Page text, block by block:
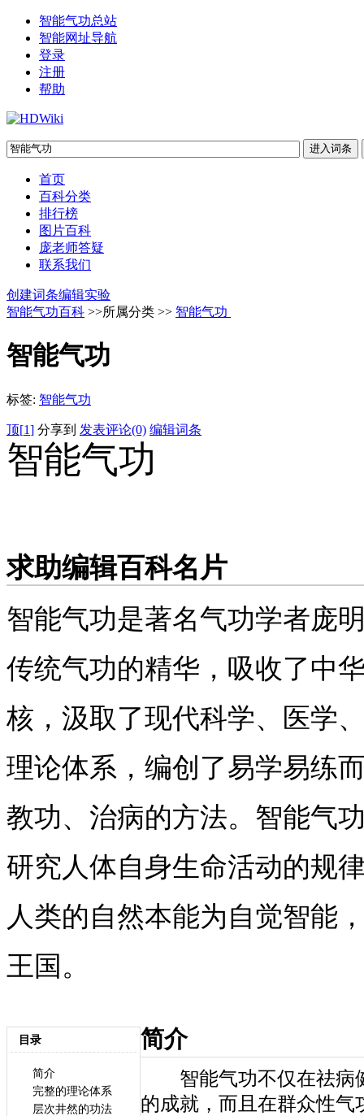
智能气功总站
智能网址导航
登录
注册
帮助
首页
百科分类
排行榜
图片百科
庞老师答疑
联系我们
创建词条编辑实验
智能气功百科 >>所属分类 >> 智能气功
智能气功
标签: 智能气功
顶[1] 分享到 发表评论(0) 编辑词条
智能气功
求助编辑百科名片
智能气功是著名气功学者庞
传统气功的精华，吸收了中
核，汲取了现代科学、医学
理论体系，编创了易学易练
教功、治病的方法。智能气
研究人体自身生命活动的规
人类的自然本能为自觉智能
王国。
目录
简介
完整的理论体系
层次井然的功法
简介
智能气功不仅在祛病
的成就，而且在群众性